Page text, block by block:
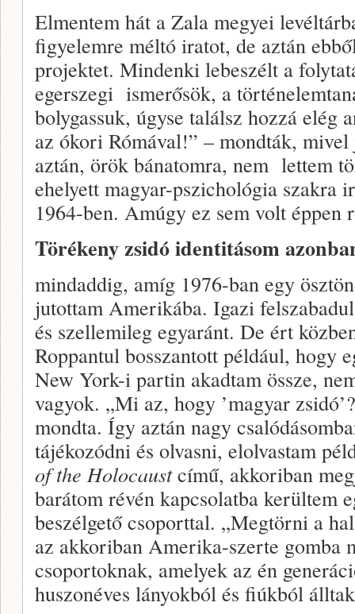
Elmentem hát a Zala megyei
figyelemre méltó iratot, de aztán
projektet. Mindenki lebeszélt a
egerszegi ismerősök, a
bolygassuk, úgyse találsz hozzá elég
az ókori Rómával!” – mondták,
aztán, örök bánatomra, nem lettem
ehelyett magyar-pszichológia szakra
1964-ben. Amúgy ez sem volt éppen
Törékeny zsidó identitásom
mindaddig, amíg 1976-ban egy
jutottam Amerikába. Igazi
és szellemileg egyaránt. De ért
Roppantul bosszantott például,
New York-i partin akadtam össze,
vagyok. „Mi az, hogy ’magyar
mondta. Így aztán nagy
tájékozódni és olvasni, elolvastam
of the Holocaustcímű, akkoriban
barátom révén kapcsolatba kerültem
beszélgető csoporttal. „Megtörni a
az akkoriban Amerika-szerte gomba
csoportoknak, amelyek az én
huszonéves lányokból és fiúkból